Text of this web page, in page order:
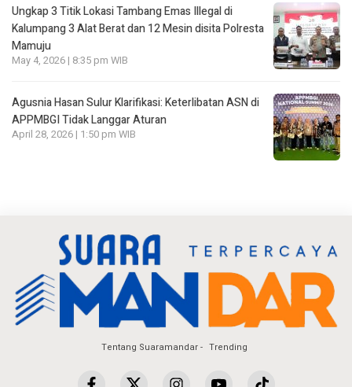
Ungkap 3 Titik Lokasi Tambang Emas Illegal di
Kalumpang 3 Alat Berat dan 12 Mesin disita Polresta
Mamuju
May 4, 2026 | 8:35 pm WIB
Agusnia Hasan Sulur Klarifikasi: Keterlibatan ASN di
APPMBGI Tidak Langgar Aturan
April 28, 2026 | 1:50 pm WIB
Tentang Suaramandar Trending